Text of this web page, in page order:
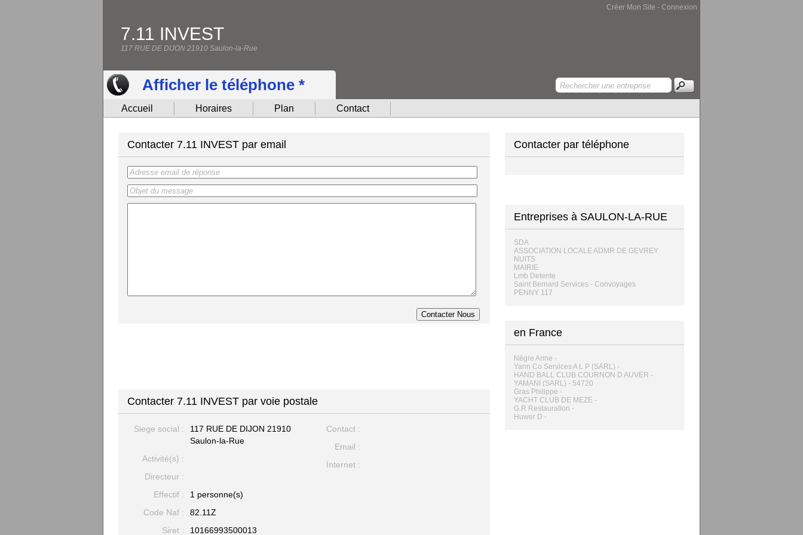
Créer Mon Site - Connexion
7.11 INVEST
117 RUE DE DIJON 21910 Saulon-la-Rue
Afficher le téléphone *
Accueil Horaires Plan Contact
Contacter 7.11 INVEST par email
Contacter 7.11 INVEST par voie postale
Siege social : 117 RUE DE DIJON 21910
Saulon-la-Rue
Activité(s) :
Directeur :
Effectif :
1 personne(s)
Code Naf :
82.11Z
Siret :
10166993500013
Contact :
Email :
Internet :
Contacter par téléphone
Entreprises à SAULON-LA-RUE
SDA
ASSOCIATION LOCALE ADMR DE GEVREY
NUITS
MAIRIE
Lmb Detente
Saint Bernard Services - Convoyages
PENNY 117
en France
Nègre Anne -
Yann Co Services A L P (SARL) -
HAND BALL CLUB COURNON D AUVER -
YAMANI (SARL) - 54720
Gras Philippe -
YACHT CLUB DE MEZE -
G.R Restauration -
Huwer D -